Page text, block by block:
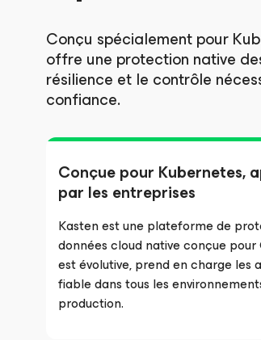
Conçu spécialement pour
offre une protection native
résilience et le contrôle
confiance.
Conçue pour Kubernetes,
par les entreprises
Kasten est une plateforme de
données cloud native conçue pour
est évolutive, prend en charge les
fiable dans tous les
production.